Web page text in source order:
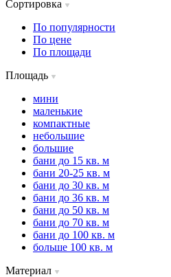
Сортировка
По популярности
По цене
По площади
Площадь
мини
маленькие
компактные
небольшие
большие
бани до 15 кв. м
бани 20-25 кв. м
бани до 30 кв. м
бани до 36 кв. м
бани до 50 кв. м
бани до 70 кв. м
бани до 100 кв. м
больше 100 кв. м
Материал